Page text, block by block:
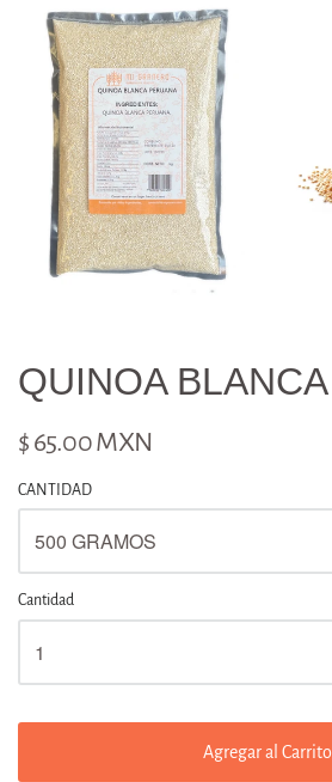
QUINOA BLANCA
$ 65.00 MXN
CANTIDAD
Cantidad
Agregar al Carrito